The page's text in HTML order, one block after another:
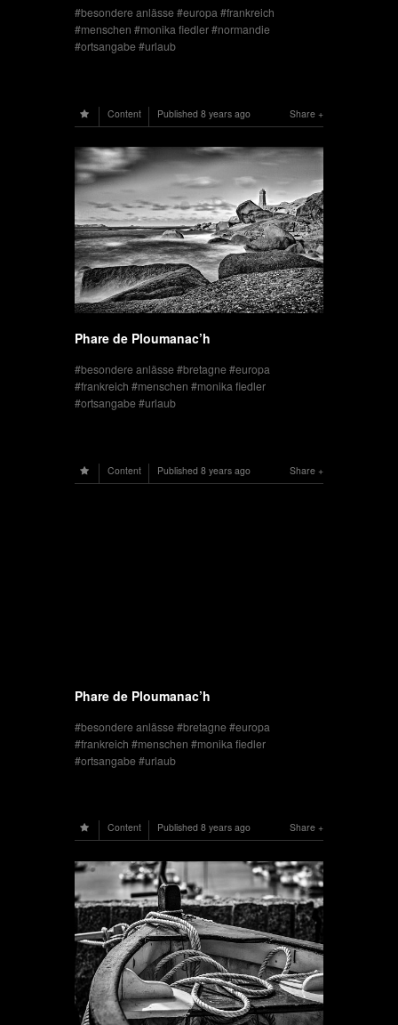
besondere anlässe europa
frankreich
menschen
monika fiedler
normandie
ortsangabe urlaub
Share
Content Published 8 years ago
Phare de Ploumanac’h
besondere anlässe bretagne europa
frankreich
menschen
monika fiedler
ortsangabe urlaub
Share
Content Published 8 years ago
Phare de Ploumanac’h
besondere anlässe bretagne europa
frankreich
menschen
monika fiedler
ortsangabe urlaub
Share
Content Published 8 years ago